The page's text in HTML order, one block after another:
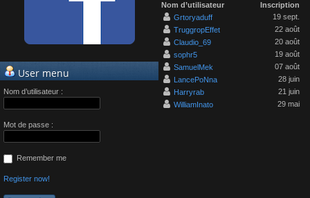
User menu
Nom d’utilisateur :
Mot de passe :
Remember me
Register now!
Nom d’utilisateur
Inscription
Grtoryaduff
19 sept.
TruggropEffet
22 août
Claudio_69
20 août
sophr5
19 août
SamuelMek
07 août
LancePoNna
28 juin
Harryrab
21 juin
WilliamInato
29 mai